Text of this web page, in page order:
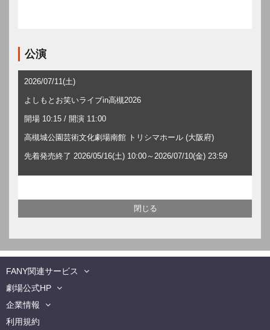
公演
2026/07/11(土)
よしもとお笑いライブin高槻2026
開場 10:15 / 開演 11:00
高槻城公園芸術文化劇場南館 トリシマホール (大阪府)
先着発売終了 2026/05/16(土) 10:00～2026/07/10(金) 23:59
FANY関連サービス
劇場公式HP
企業情報
利用規約